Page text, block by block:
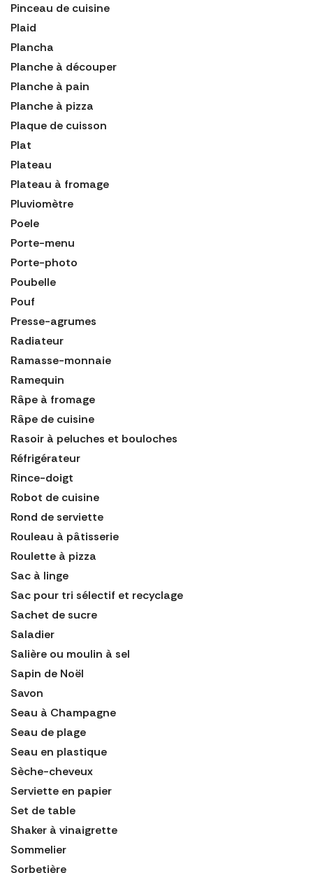
Pinceau de cuisine
Plaid
Plancha
Planche à découper
Planche à pain
Planche à pizza
Plaque de cuisson
Plat
Plateau
Plateau à fromage
Pluviomètre
Poele
Porte-menu
Porte-photo
Poubelle
Pouf
Presse-agrumes
Radiateur
Ramasse-monnaie
Ramequin
Râpe à fromage
Râpe de cuisine
Rasoir à peluches et bouloches
Réfrigérateur
Rince-doigt
Robot de cuisine
Rond de serviette
Rouleau à pâtisserie
Roulette à pizza
Sac à linge
Sac pour tri sélectif et recyclage
Sachet de sucre
Saladier
Salière ou moulin à sel
Sapin de Noël
Savon
Seau à Champagne
Seau de plage
Seau en plastique
Sèche-cheveux
Serviette en papier
Set de table
Shaker à vinaigrette
Sommelier
Sorbetière